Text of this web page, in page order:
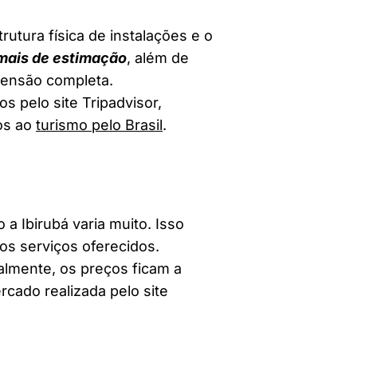
física de instalações e o
de estimação, além de
completa.
pelo site Tripadvisor,
ao turismo pelo Brasil.
a Ibirubá varia muito. Isso
serviços oferecidos.
os preços ficam a
realizada pelo site